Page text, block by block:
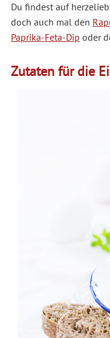
Du findest auf
doch auch mal den
Paprika-Feta-Dip oder
Zutaten für die